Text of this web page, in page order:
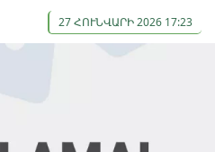
27 ՀՈՒՆՎԱՐԻ 2026 17:23